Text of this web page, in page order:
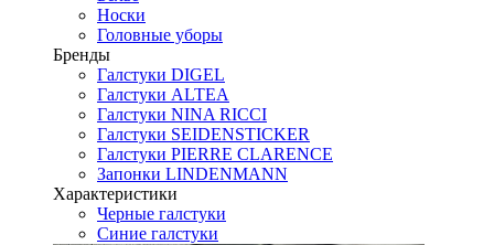
Носки
Головные уборы
Бренды
Галстуки DIGEL
Галстуки ALTEA
Галстуки NINA RICCI
Галстуки SEIDENSTICKER
Галстуки PIERRE CLARENCE
Запонки LINDENMANN
Характеристики
Черные галстуки
Синие галстуки